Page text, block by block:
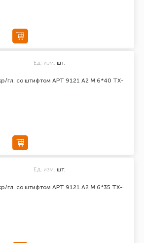
гл. со штифтом АРТ 9121 А2 M 6*40 TX-
Ед. изм. шт.
гл. со штифтом АРТ 9121 А2 M 6*35 TX-
Ед. изм. шт.